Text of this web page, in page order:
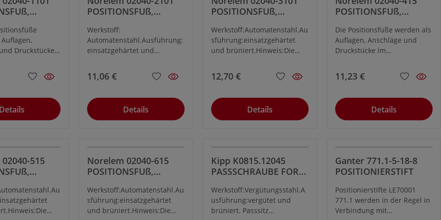
müssen zwei auf den
spreizbaren Schaft
aufweisen.Die
Spreizschraube hat einen
durchgängigen
somit von zwei Seiten
BRÜN.
Druckstücke
Maschinen- und
und
Details
POSITIONSFUß,
AUTOM.STAHL BRÜN.
U. EINSATZGEHÄRTET,
SW=17
Werkstoff:
Automatenstahl.Ausführung:
einsatzgehärtet und
Positionsfüße werden als
Auflagen, Anschläge und
Vorrichtungsbau und
allgemeinen Maschinen- und
Gerätebau verwendet.
11,06 €
Details
POSITIONSFUß,
AUTOM.STAHL BRÜN.
U. EINSATZGEHÄRTET,
SW=17
Werkstoff:Automatenstahl.Au
sführung:einsatzgehärtet
und brüniert.Hinweis:Die
Auflagen, Anschläge und
Druckstücke im
allgemeinen Maschinen- und
Gerätebau verwendet.
12,70 €
Details
POSITIONSFUß,
AUTOM.STAHL BRÜN.
U. EINSATZGEHÄRTET,
SW=17
Die Positionsfüße werden als
Auflagen, Anschläge und
Druckstücke im
allgemeinen Maschinen- und
Gerätebau
Automatenstahl.Ausführung:
einsatzgehärtet und
brüniert.
11,23 €
Details
515
BRÜN.
Norelem 02040-615
POSITIONSFUß,
AUTOM.STAHL BRÜN.
U. EINSATZGEHÄRTET,
SW=17
Werkstoff:Automatenstahl.Au
sführung:einsatzgehärtet
und brüniert.Hinweis:Die
Kipp K0815.12045
PASSSCHRAUBE FORM
Werkstoff:Vergütungsstahl.A
usführung:vergütet und
brüniert. Passsitz
Ganter 771.1-5-18-8
POSITIONIERSTIFT
Positionierstifte LE70001
771.1 werden in der Regel in
Verbindung mit